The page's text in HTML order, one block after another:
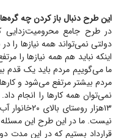
این طرح دنبال باز کردن چه
در طرح جامع محرومیت‌زدایی
دولتی نمی‌تواند همه نیاز‌ها را
اینکه نباید هم همه نیاز‌ها را
ما می‌گوییم مردم باید یک قدم
مردم بیشتر مرتفع می‌شود و
نمی‌توان همه کار‌ها را انجام
۱۳هزار